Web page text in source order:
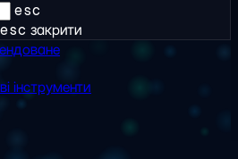
esc
esc закрити
інструменти